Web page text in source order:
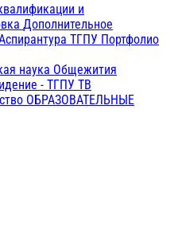
и
Дополнительное
ТГПУ Портфолио
наука Общежития
- ТГПУ ТВ
ОБРАЗОВАТЕЛЬНЫЕ